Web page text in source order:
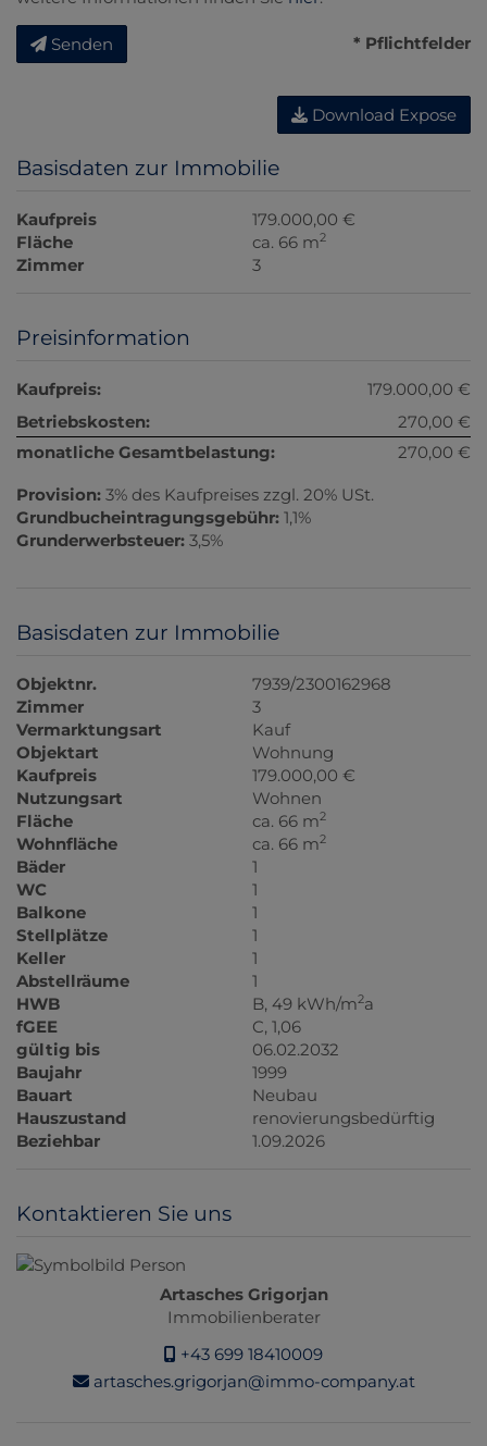
Senden * Pflichtfelder
Download Expose
Basisdaten zur Immobilie
Kaufpreis
179.000,00 €
Fläche
ca. 66 m2
Zimmer 3
Preisinformation
Kaufpreis:
179.000,00 €
Betriebskosten:
270,00 €
monatliche Gesamtbelastung:
270,00 €
Provision: 3% des Kaufpreises zzgl. 20% USt.
Grundbucheintragungsgebühr: 1,1%
Grunderwerbsteuer: 3,5%
Basisdaten zur Immobilie
Objektnr.
7939/2300162968
Zimmer
3
Vermarktungsart
Kauf
Objektart
Wohnung
Kaufpreis
179.000,00 €
Nutzungsart
Wohnen
Fläche
ca. 66 m2
Wohnfläche ca. 66 m2
Bäder
1
WC
1
Balkone
1
Stellplätze
1
Keller
1
Abstellräume
1
HWB
B, 49 kWh/m2a
fGEE
C, 1,06
gültig bis
06.02.2032
Baujahr
1999
Bauart
Neubau
Hauszustand
renovierungsbedürftig
Beziehbar
1.09.2026
Kontaktieren Sie uns
Artasches Grigorjan
Immobilienberater
+43 699 18410009
artasches.grigorjan@immo-company.at